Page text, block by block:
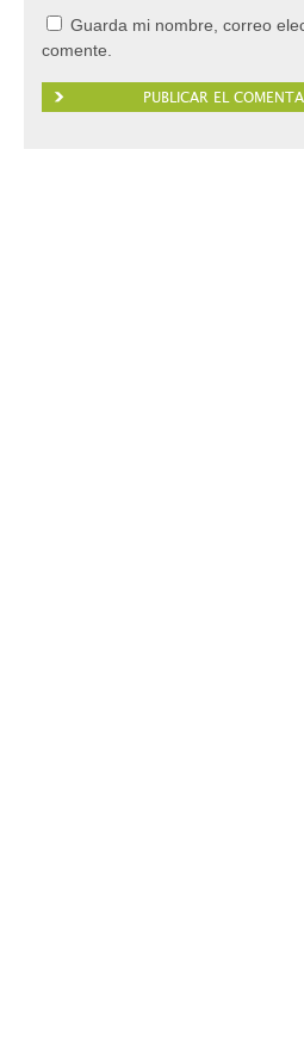
Guarda mi nombre, correo
comente.